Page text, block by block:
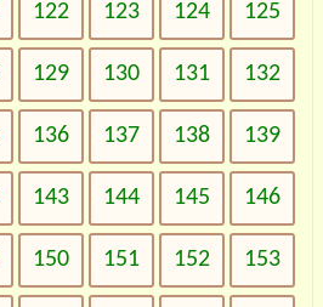
122 123 124 125
129 130 131 132
136 137 138 139
143 144 145 146
150 151 152 153